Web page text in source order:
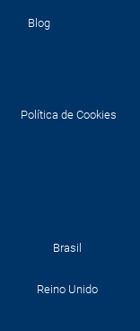
Blog
Política de Cookies
Brasil
Reino Unido